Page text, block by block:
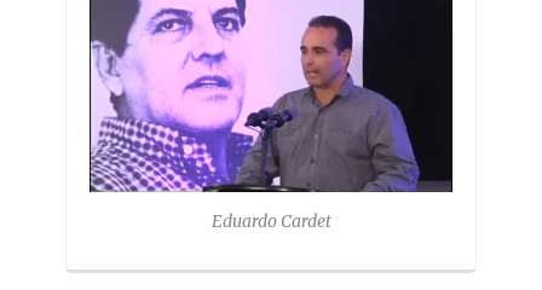
Eduardo Cardet